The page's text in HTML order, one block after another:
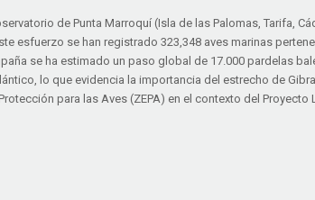
de Punta Marroquí (Isla de las Palomas, Tarifa,
se han registrado 323,348 aves marinas
se ha estimado un paso global de 17.000 pardelas
lo que evidencia la importancia del estrecho de
para las Aves (ZEPA) en el contexto del Proyecto